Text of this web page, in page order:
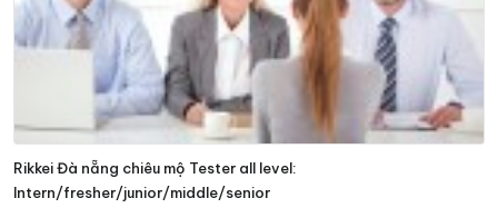
Rikkei Đà nẵng chiêu mộ Tester all level:
Intern/fresher/junior/middle/senior